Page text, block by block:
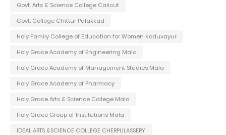
Govt. Arts & Science College Calicut
Govt. College Chittur Palakkad
Holy Family College of Education for Women Koduvayur
Holy Grace Academy of Engineering Mala
Holy Grace Academy of Management Studies Mala
Holy Grace Academy of Pharmacy
Holy Grace Arts & Science College Mala
Holy Grace Group of Institutions Mala
IDEAL ARTS &SCIENCE COLLEGE CHERPULASSERY